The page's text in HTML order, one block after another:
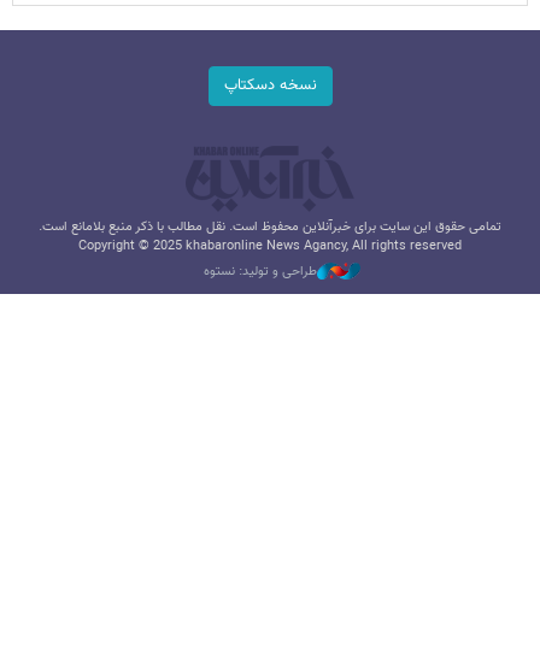
نسخه دسکتاپ
تمامی حقوق این سایت برای خبرآنلاین محفوظ است. نقل مطالب با ذکر منبع بلامانع است.
Copyright © 2025 khabaronline News Agancy, All rights reserved
طراحی و تولید: نستوه